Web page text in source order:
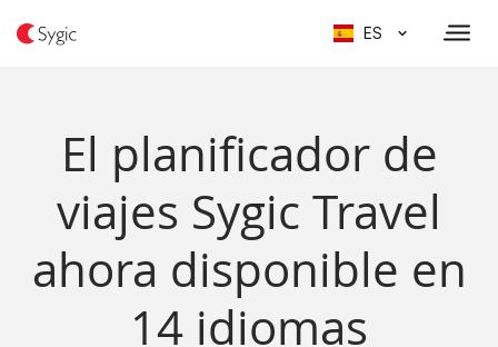
ES
El planificador de
viajes Sygic Travel
ahora disponible en
14 idiomas